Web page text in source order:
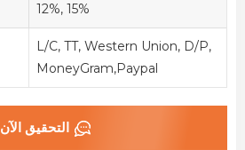
12%, 15%
L/C, TT, Western Union, D/P,
MoneyGram,Paypal
التحقيق الآن